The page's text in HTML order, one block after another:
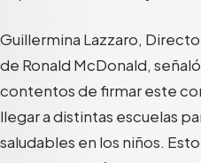
Guillermina Lazzaro,
de Ronald McDonald,
contentos de firmar este
llegar a distintas escuelas
saludables en los niños.